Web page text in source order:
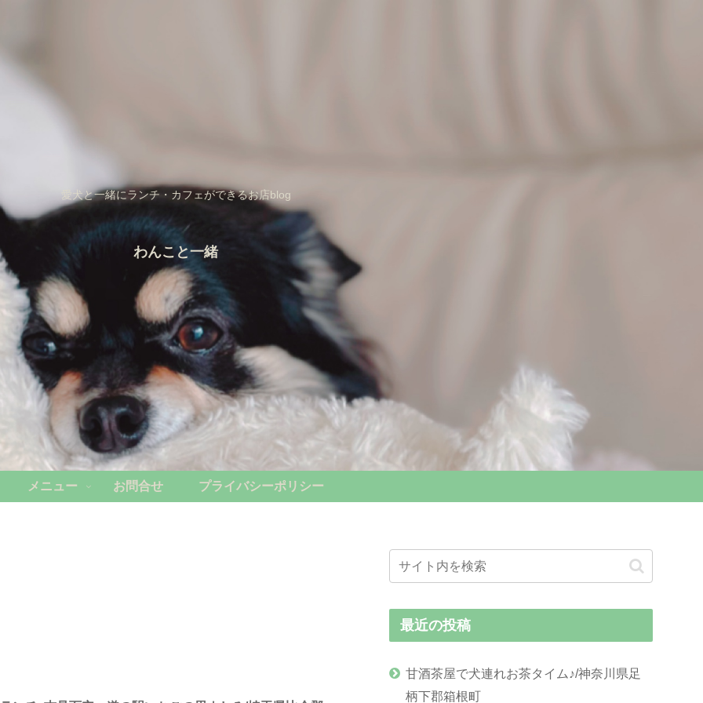
愛犬と一緒にランチ・カフェができるお店blog
わんこと一緒
メニュー お問合せ プライバシーポリシー
最近の投稿
甘酒茶屋で犬連れお茶タイム♪/神奈川県足
柄下郡箱根町